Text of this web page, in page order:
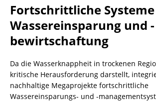
Fortschrittliche
Wassereinsparung und -
bewirtschaftung
Da die Wasserknappheit in trockenen
kritische Herausforderung darstellt,
nachhaltige Megaprojekte fortschrittliche
Wassereinsparungs- und -